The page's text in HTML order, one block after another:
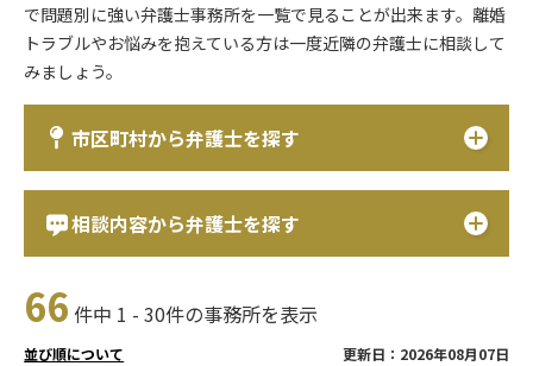
で問題別に強い弁護士事務所を一覧で見ることが出来ます。離婚
トラブルやお悩みを抱えている方は一度近隣の弁護士に相談して
みましょう。
市区町村から弁護士を探す
相談内容から弁護士を探す
66 件中 1 - 30件の事務所を表示
並び順について 更新日：2026年08月07日